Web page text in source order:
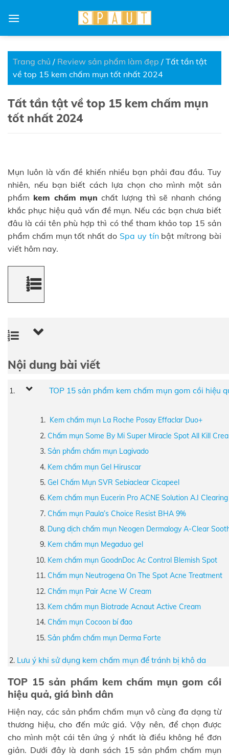
Trang chủ / Review sản phẩm làm đẹp / Tất tần tật
về top 15 kem chấm mụn tốt nhất 2024
Tất tần tật về top 15 kem chấm mụn
tốt nhất 2024
Mụn luôn là vấn đề khiến nhiều bạn phải đau đầu. Tuy
nhiên, nếu bạn biết cách lựa chọn cho mình một sản
phẩm kem chấm mụn chất lượng thì sẽ nhanh chóng
khắc phục hiệu quả vấn đề mụn. Nếu các bạn chưa biết
đâu là cái tên phù hợp thì có thể tham khảo top 15 sản
phẩm chấm mụn tốt nhất do Spa uy tínbật mítrong bài
viết hôm nay.
Nội dung bài viết
TOP 15 sản phẩm kem chấm mụn gom cồi hiệu
Kem chấm mụn La Roche Posay Effaclar Duo+
Chấm mụn Some By Mi Super Miracle Spot All Kill
Sản phẩm chấm mụn Lagivado
Kem chấm mụn Gel Hiruscar
Gel Chấm Mụn SVR Sebiaclear Cicapeel
Kem chấm mụn Eucerin Pro ACNE Solution A.I
Chấm mụn Paula’s Choice Resist BHA 9%
Dung dịch chấm mụn Neogen Dermalogy A-Clear
Kem chấm mụn Megaduo gel
Kem chấm mụn GoodnDoc Ac Control Blemish Spot
Chấm mụn Neutrogena On The Spot Acne Treatment
Chấm mụn Pair Acne W Cream
Kem chấm mụn Biotrade Acnaut Active Cream
Chấm mụn Cocoon bí đao
Sản phẩm chấm mụn Derma Forte
Lưu ý khi sử dụng kem chấm mụn để tránh bị khô da
TOP 15 sản phẩm kem chấm mụn gom cồi
hiệu quả, giá bình dân
Hiện nay, các sản phẩm chấm mụn vô cùng đa dạng từ
thương hiệu, cho đến mức giá. Vậy nên, để chọn được
cho mình một cái tên ứng ý nhất là điều không hề đơn
giản. Dưới đây là danh sách 15 sản phẩm chấm mụn